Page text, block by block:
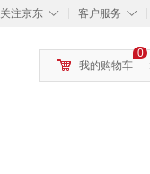
◇
关注京东 ◇
客户服务
0
我的购物车